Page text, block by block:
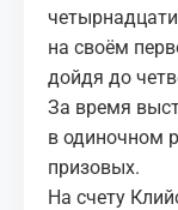
на своём
дойдя до
За время
в одиночном
призовых.
На счету